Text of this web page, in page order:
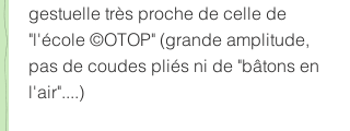
gestuelle très proche de celle de
"l'école ©OTOP" (grande amplitude,
pas de coudes pliés ni de "bâtons en
l'air"....)